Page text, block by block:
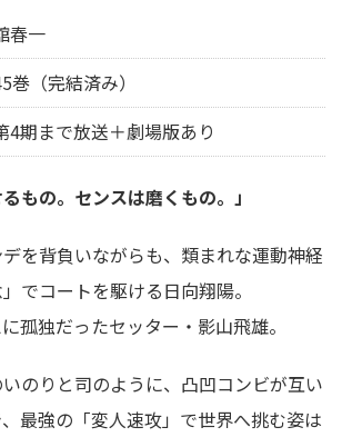
春一
巻（完結済み）
4期まで放送＋劇場版あり
もの。センスは磨くもの。」
を背負いながらも、類まれな運動神経
でコートを駆ける日向翔陽。
孤独だったセッター・影山飛雄。
いのりと司のように、凸凹コンビが互い
最強の「変人速攻」で世界へ挑む姿は